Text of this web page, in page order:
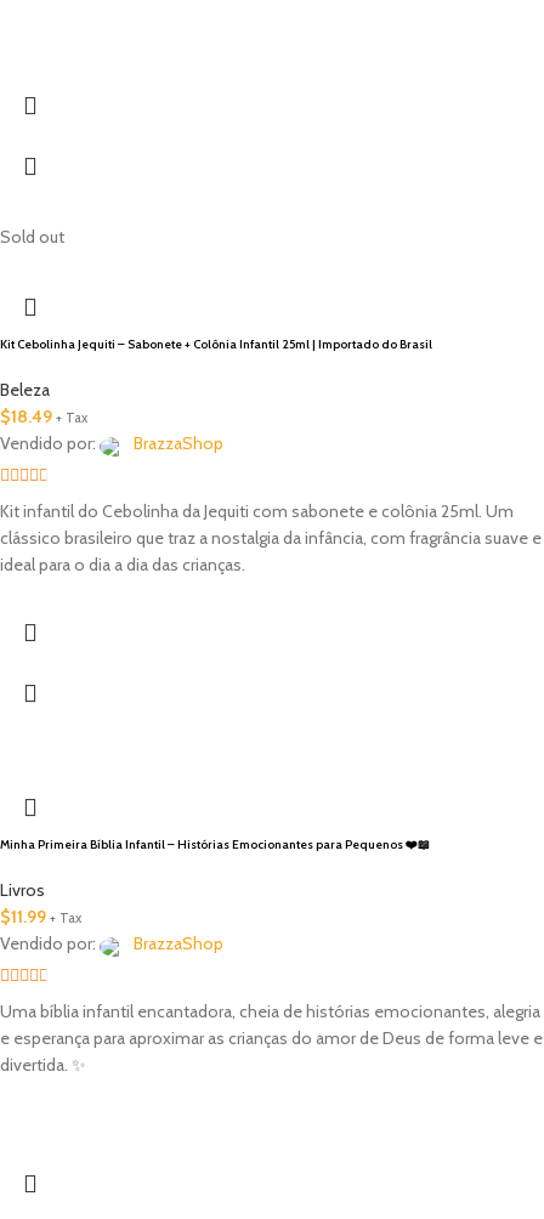
Sold out
Kit Cebolinha Jequiti – Sabonete + Colônia Infantil 25ml | Importado do Brasil
Beleza
$18.49 + Tax
Vendido por: BrazzaShop
2.33
out of
5
Kit infantil do Cebolinha da Jequiti com sabonete e colônia 25ml. Um
clássico brasileiro que traz a nostalgia da infância, com fragrância suave e
ideal para o dia a dia das crianças.
Minha Primeira Bíblia Infantil – Histórias Emocionantes para Pequenos ❤️📖
Livros
$11.99 + Tax
Vendido por: BrazzaShop
5
Uma bíblia infantil encantadora, cheia de histórias emocionantes, alegria
e esperança para aproximar as crianças do amor de Deus de forma leve e
divertida. ✨